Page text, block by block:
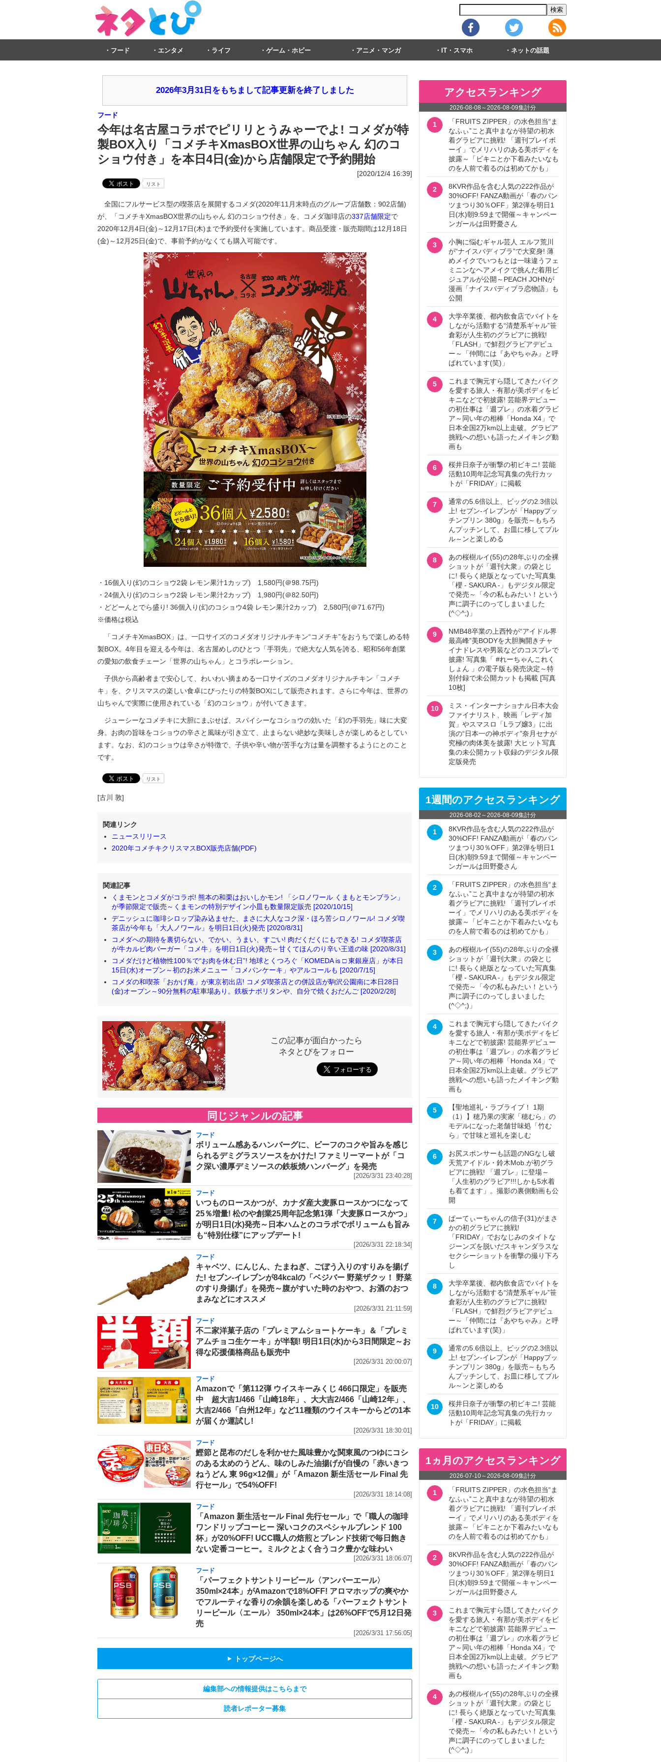
フード エンタメ ライフ ゲーム・ホビー アニメ・マンガ IT・スマホ ネットの話題
2026年3月31日をもちまして記事更新を終了しました
フード
今年は名古屋コラボでピリリとうみゃーでよ! コメダが特
製BOX入り「コメチキXmasBOX世界の山ちゃん 幻のコ
ショウ付き」を本日4日(金)から店舗限定で予約開始
[2020/12/4 16:39]
リスト
全国にフルサービス型の喫茶店を展開するコメダ(2020年11月末時点のグループ店舗数：902店舗)
が、「コメチキXmasBOX世界の山ちゃん 幻のコショウ付き」を、コメダ珈琲店の337店舗限定で
2020年12月4日(金)～12月17日(木)まで予約受付を実施しています。商品受渡・販売期間は12月18日
(金)～12月25日(金)で、事前予約がなくても購入可能です。
・16個入り(幻のコショウ2袋 レモン果汁1カップ) 1,580円(＠98.75円)
・24個入り(幻のコショウ2袋 レモン果汁2カップ) 1,980円(＠82.50円)
・どどーんとでら盛り! 36個入り(幻のコショウ4袋 レモン果汁2カップ) 2,580円(＠71.67円)
※価格は税込
「コメチキXmasBOX」は、一口サイズのコメダオリジナルチキン“コメチキ”をおうちで楽しめる特
製BOX。4年目を迎える今年は、名古屋めしのひとつ「手羽先」で絶大な人気を誇る、昭和56年創業
の愛知の飲食チェーン「世界の山ちゃん」とコラボレーション。
子供から高齢者まで安心して、わいわい摘まめる一口サイズのコメダオリジナルチキン「コメチ
キ」を、クリスマスの楽しい食卓にぴったりの特製BOXにして販売されます。さらに今年は、世界の
山ちゃんで実際に使用されている「幻のコショウ」が付いてきます。
ジューシーなコメチキに大胆にまぶせば、スパイシーなコショウの効いた「幻の手羽先」味に大変
身。お肉の旨味をコショウの辛さと風味が引き立て、止まらない絶妙な美味しさが楽しめるとしてい
ます。なお、幻のコショウは辛さが特徴で、子供や辛い物が苦手な方は量を調整するようにとのこと
です。
リスト
[古川 敦]
関連リンク
ニュースリリース
2020年コメチキクリスマスBOX販売店舗(PDF)
関連記事
くまモンとコメダがコラボ! 熊本の和栗はおいしかモン! 「シロノワール くまもとモンブラン」
が季節限定で販売～くまモンの特別デザイン小皿も数量限定販売 [2020/10/15]
デニッシュに珈琲シロップ染み込ませた、まさに大人なコク深・ほろ苦シロノワール! コメダ喫
茶店が今年も「大人ノワール」を明日1日(火)発売 [2020/8/31]
コメダへの期待を裏切らない、でかい、うまい、すごい! 肉だくだくにもできる! コメダ喫茶店
が牛カルビ肉バーガー「コメ牛」を明日1日(火)発売～甘くてほんのり辛い王道の味 [2020/8/31]
コメダだけど植物性100％で“お肉を休む日”! 地球とくつろぐ「KOMEDA is □ 東銀座店」が本日
15日(水)オープン～初のお米メニュー「コメパンケーキ」やアルコールも [2020/7/15]
コメダの和喫茶「おかげ庵」が東京初出店! コメダ喫茶店との併設店が駒沢公園南に本日28日
(金)オープン～90分無料の駐車場あり。鉄板ナポリタンや、自分で焼くおだんご [2020/2/28]
この記事が面白かったら
ネタとぴをフォロー
同じジャンルの記事
フード
ボリューム感あるハンバーグに、ビーフのコクや旨みを感じ
られるデミグラスソースをかけた! ファミリーマートが「コ
ク深い濃厚デミソースの鉄板焼ハンバーグ」を発売
[2026/3/31 23:40:28]
フード
いつものロースかつが、カナダ産大麦豚ロースかつになって
25％増量! 松のや創業25周年記念第1弾「大麦豚ロースかつ」
が明日1日(水)発売～日本ハムとのコラボでボリュームも旨み
も“特別仕様”にアップデート!
[2026/3/31 22:18:34]
フード
キャベツ、にんじん、たまねぎ、ごぼう入りのすりみを揚げ
た! セブン‐イレブンが84kcalの「ベジバー 野菜ザクッ！ 野菜
のすり身揚げ」を発売～腹がすいた時のおやつ、お酒のおつ
まみなどにオススメ
[2026/3/31 21:11:59]
フード
不二家洋菓子店の「プレミアムショートケーキ」＆「プレミ
アムチョコ生ケーキ」が半額! 明日1日(水)から3日間限定～お
得な応援価格商品も販売中
[2026/3/31 20:00:07]
フード
Amazonで「第112弾 ウイスキーみくじ 466口限定」を販売
中 超大吉1/466「山崎18年」、大大吉2/466「山崎12年」、
大吉2/466「白州12年」など11種類のウイスキーからどの1本
が届くか運試し!
[2026/3/31 18:30:01]
フード
鰹節と昆布のだしを利かせた風味豊かな関東風のつゆにコシ
のある太めのうどん、味のしみた油揚げが自慢の「赤いきつ
ねうどん 東 96g×12個」が「Amazon 新生活セール Final 先
行セール」で54%OFF!
[2026/3/31 18:14:08]
フード
「Amazon 新生活セール Final 先行セール」で「職人の珈琲
ワンドリップコーヒー 深いコクのスペシャルブレンド 100
杯」が20%OFF! UCC職人の焙煎とブレンド技術で毎日飽き
ない定番コーヒー。ミルクとよく合うコク豊かな味わい
[2026/3/31 18:06:07]
フード
「パーフェクトサントリービール〈アンバーエール〉
350ml×24本」がAmazonで18%OFF! アロマホップの爽やか
でフルーティな香りの余韻を楽しめる「パーフェクトサント
リービール〈エール〉 350ml×24本」は26%OFFで5月12日発
売
[2026/3/31 17:56:05]
▲ トップページへ
編集部への情報提供はこちらまで
読者レポーター募集
アクセスランキング
2026-08-08 ～2026-08-09集計分
1
「FRUITS ZIPPER」の水色担当“ま
なふぃ”こと真中まなが待望の初水
着グラビアに挑戦! 「週刊プレイボ
ーイ」でメリハリのある美ボディを
披露～「ビキニとか下着みたいなも
のを人前で着るのは初めてかも」
2
8KVR作品を含む人気の222作品が
30%OFF! FANZA動画が「春のパン
ツまつり30％OFF」第2弾を明日1
日(水)朝9:59まで開催～キャンペー
ンガールは田野憂さん
3
小胸に悩むギャル芸人 エルフ荒川
が“ナイスバディブラ”で大変身! 薄
めメイクでいつもとは一味違うフェ
ミニンなヘアメイクで挑んだ着用ビ
ジュアルが公開～PEACH JOHNが
漫画「ナイスバディブラ恋物語」も
公開
4
大学卒業後、都内飲食店でバイトを
しながら活動する“清楚系ギャル”笹
倉彩が人生初のグラビアに挑戦!
「FLASH」で鮮烈グラビアデビュ
ー～「仲間には『あやちゃみ』と呼
ばれています(笑)」
5
これまで胸元すら隠してきたバイク
を愛する旅人・有那が美ボディをビ
キニなどで初披露! 芸能界デビュー
の初仕事は「週プレ」の水着グラビ
ア～同い年の相棒「Honda X4」で
日本全国2万km以上走破。グラビア
挑戦への想いも語ったメイキング動
画も
6
桜井日奈子が衝撃の初ビキニ! 芸能
活動10周年記念写真集の先行カッ
トが「FRIDAY」に掲載
7
通常の5.6倍以上、ビッグの2.3倍以
上! セブン‐イレブンが「Happyプッ
チンプリン 380g」を販売～もちろ
んプッチンして、お皿に移してプル
ル～ンと楽しめる
8
あの桜樹ルイ(55)の28年ぶりの全裸
ショットが「週刊大衆」の袋とじ
に! 長らく絶版となっていた写真集
「櫻 - SAKURA -」もデジタル限定
で発売～「今の私もみたい！という
声に調子にのってしまいました
(^◇^;)」
9
NMB48卒業の上西怜が“アイドル界
最高峰”美BODYを大胆胸開きチャ
イナドレスや男装などのコスプレで
披露! 写真集「 #れーちゃんこれく
しょん 」の電子版も発売決定～特
別付録で未公開カットも掲載 [写真
10枚]
10
ミス・インターナショナル日本大会
ファイナリスト、映画「レディ加
賀」やスマスロ「Lラブ嬢3」に出
演の“日本一の神ボディ”奈月セナが
究極の肉体美を披露! 大ヒット写真
集の未公開カット収録のデジタル限
定版発売
1週間のアクセスランキング
2026-08-02 ～2026-08-09集計分
1
8KVR作品を含む人気の222作品が
30%OFF! FANZA動画が「春のパン
ツまつり30％OFF」第2弾を明日1
日(水)朝9:59まで開催～キャンペー
ンガールは田野憂さん
2
「FRUITS ZIPPER」の水色担当“ま
なふぃ”こと真中まなが待望の初水
着グラビアに挑戦! 「週刊プレイボ
ーイ」でメリハリのある美ボディを
披露～「ビキニとか下着みたいなも
のを人前で着るのは初めてかも」
3
あの桜樹ルイ(55)の28年ぶりの全裸
ショットが「週刊大衆」の袋とじ
に! 長らく絶版となっていた写真集
「櫻 - SAKURA -」もデジタル限定
で発売～「今の私もみたい！という
声に調子にのってしまいました
(^◇^;)」
4
これまで胸元すら隠してきたバイク
を愛する旅人・有那が美ボディをビ
キニなどで初披露! 芸能界デビュー
の初仕事は「週プレ」の水着グラビ
ア～同い年の相棒「Honda X4」で
日本全国2万km以上走破。グラビア
挑戦への想いも語ったメイキング動
画も
5
【聖地巡礼・ラブライブ！ 1期
（1）】穂乃果の実家「穂むら」の
モデルになった老舗甘味処「竹む
ら」で甘味と巡礼を楽しむ
6
お尻スポンサーも話題のNGなし破
天荒アイドル・鈴木Mob.が初グラ
ビアに挑戦! 「週プレ」に登場～
「人生初のグラビア!!!しかも5水着
も着てます」。撮影の裏側動画も公
開
7
ぱーてぃーちゃんの信子(31)がまさ
かの初グラビアに挑戦!
「FRIDAY」でおなじみのタイトな
ジーンズを脱いだスキャンダラスな
セクシーショットを衝撃の撮り下ろ
し
8
大学卒業後、都内飲食店でバイトを
しながら活動する“清楚系ギャル”笹
倉彩が人生初のグラビアに挑戦!
「FLASH」で鮮烈グラビアデビュ
ー～「仲間には『あやちゃみ』と呼
ばれています(笑)」
9
通常の5.6倍以上、ビッグの2.3倍以
上! セブン‐イレブンが「Happyプッ
チンプリン 380g」を販売～もちろ
んプッチンして、お皿に移してプル
ル～ンと楽しめる
10
桜井日奈子が衝撃の初ビキニ! 芸能
活動10周年記念写真集の先行カッ
トが「FRIDAY」に掲載
1ヵ月のアクセスランキング
2026-07-10～2026-08-09集計分
1
「FRUITS ZIPPER」の水色担当“ま
なふぃ”こと真中まなが待望の初水
着グラビアに挑戦! 「週刊プレイボ
ーイ」でメリハリのある美ボディを
披露～「ビキニとか下着みたいなも
のを人前で着るのは初めてかも」
2
8KVR作品を含む人気の222作品が
30%OFF! FANZA動画が「春のパン
ツまつり30％OFF」第2弾を明日1
日(水)朝9:59まで開催～キャンペー
ンガールは田野憂さん
3
これまで胸元すら隠してきたバイク
を愛する旅人・有那が美ボディをビ
キニなどで初披露! 芸能界デビュー
の初仕事は「週プレ」の水着グラビ
ア～同い年の相棒「Honda X4」で
日本全国2万km以上走破。グラビア
挑戦への想いも語ったメイキング動
画も
4
あの桜樹ルイ(55)の28年ぶりの全裸
ショットが「週刊大衆」の袋とじ
に! 長らく絶版となっていた写真集
「櫻 - SAKURA -」もデジタル限定
で発売～「今の私もみたい！という
声に調子にのってしまいました
(^◇^;)」